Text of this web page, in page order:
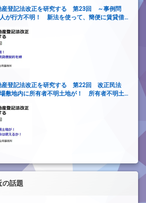
産登記法改正を研究する 第23回 ～事例問
が行方不明！ 新法を使って、簡便に賃貸借
産登記法改正を研究する 第22回 改正民法
敷地内に所有者不明土地が！ 所有者不明土
の話題